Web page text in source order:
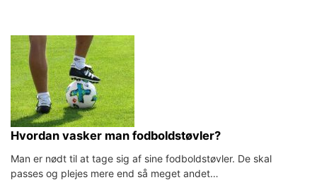
Hvordan vasker man fodboldstøvler?
Man er nødt til at tage sig af sine fodboldstøvler. De skal
passes og plejes mere end så meget andet…